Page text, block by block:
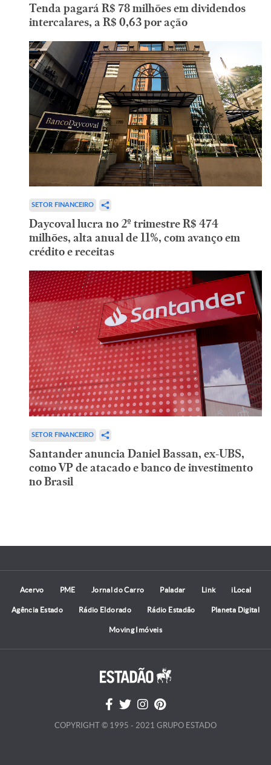
Tenda pagará R$ 78 milhões em dividendos
intercalares, a R$ 0,63 por ação
SETOR FINANCEIRO
Daycoval lucra no 2º trimestre R$ 474
milhões, alta anual de 11%, com avanço em
crédito e receitas
SETOR FINANCEIRO
Santander anuncia Daniel Bassan, ex-UBS,
como VP de atacado e banco de investimento
no Brasil
Acervo PME Jornal do Carro Paladar Link iLocal
Agência Estado Rádio Eldorado Rádio Estadão Planeta Digital
Moving Imóveis
COPYRIGHT © 1995 - 2021 GRUPO ESTADO